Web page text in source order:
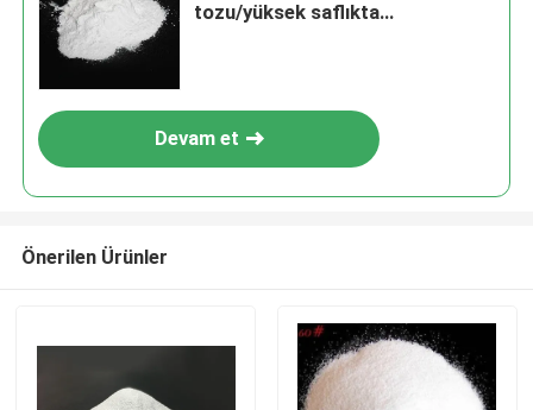
tozu/yüksek saflıkta
Devam et
Önerilen Ürünler